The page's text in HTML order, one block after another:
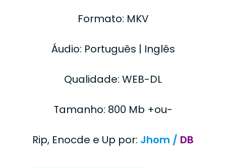
Formato: MKV
Áudio: Português | Inglês
Qualidade: WEB-DL
Tamanho: 800 Mb +ou-
Rip, Enocde e Up por: Jhom / DB